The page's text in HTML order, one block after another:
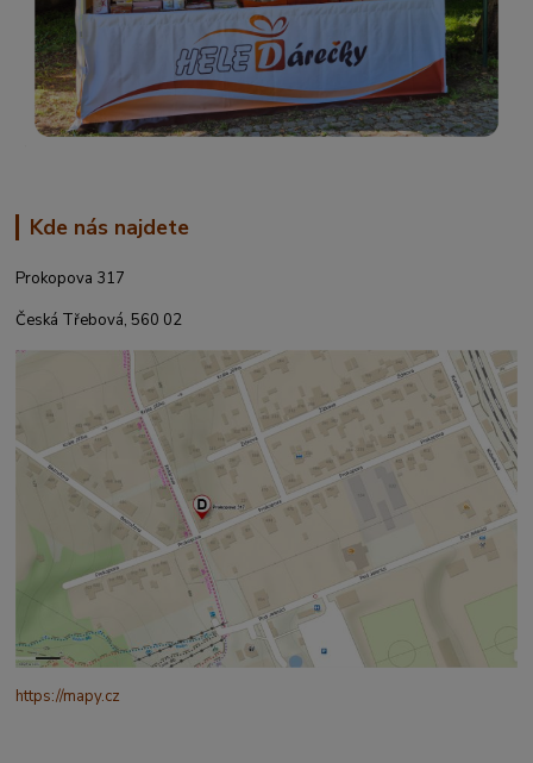
Kde nás najdete
Prokopova 317
Česká Třebová, 560 02
https://mapy.cz